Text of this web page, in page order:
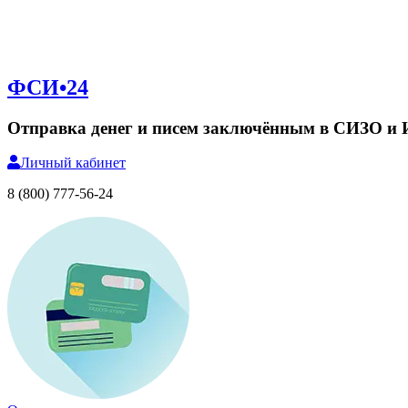
ФСИ•24
Отправка денег и писем заключённым в СИЗО и
Личный кабинет
8 (800) 777-56-24